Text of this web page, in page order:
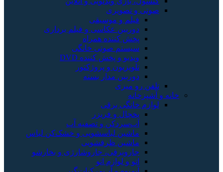
صوتی و تصویری
فیلم و موسیقی
دوربین عکاسی و فیلم برداری
پخش کننده همراه
سیستم صوتی خانگی
ویدیو و پخش کننده DVD
تلویزیون و پروژکتور
دوربین مدار بسته
تلفن رو میزی
خانه و آشپزخانه
لوازم خانگی برقی
یخچال و فریزر
آب‌سردکن و تصفیه آب
ماشین لباسشویی و خشک‌کن لباس
ماشین ظرفشویی
جاروبرقی، جاروشارژی و بخارشو
اتو و لوازم اتو